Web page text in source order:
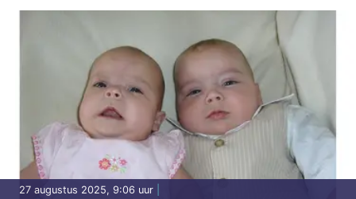
27 augustus 2025, 9:06 uur